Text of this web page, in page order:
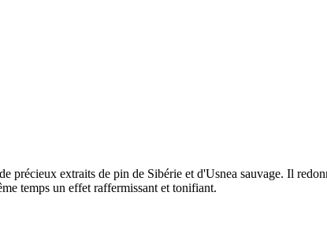
extraits de pin de Sibérie et d'Usnea sauvage. Il
temps un effet raffermissant et tonifiant.